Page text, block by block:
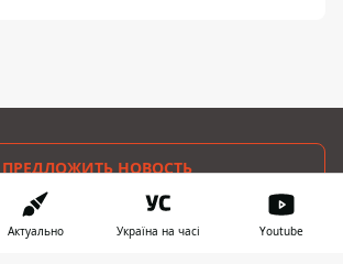
ПРЕДЛОЖИТЬ НОВОСТЬ
Актуально Україна на часі Youtube